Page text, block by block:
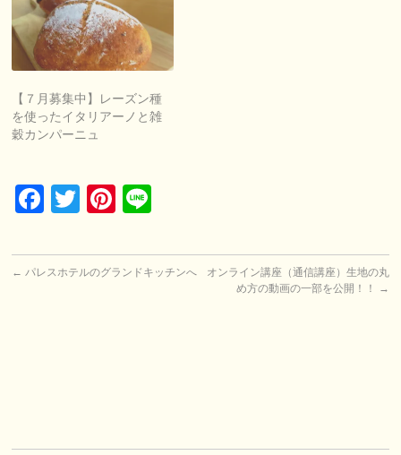
【７月募集中】レーズン種
を使ったイタリアーノと雑
穀カンパーニュ
Facebook
TwitterPinterest
← パレスホテルのグランドキッチンへ
オンライン講座（通信講座）生地の丸
め方の動画の一部を公開！！
→